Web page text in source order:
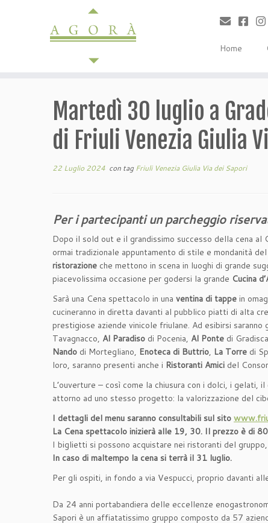
Home
Martedì 30 luglio a
di Friuli Venezia Giulia
22 Luglio 2024 con tagFriuli Venezia Giulia Via dei Sapori
Per i partecipanti un parcheggio
Dopo il sold out e il grandissimo successo della cena
ormai tradizionale appuntamento di stile e mondanità
ristorazione che mettono in scena in luoghi di grande
piacevolissima occasione per godersi la grande Cucina
Sarà una Cena spettacolo in una ventina di tappe in
cucineranno in diretta davanti al pubblico piatti di alta
prestigiose aziende vinicole friulane. Ad esibirsi saranno
Tavagnacco, Al Paradiso di Pocenia, Al Ponte di
Nando di Mortegliano, Enoteca di Buttrio, La Torre di
loro, saranno presenti anche i Ristoranti Amici del
L’ouverture – così come la chiusura con i dolci, i
attorno ad uno stesso progetto: la valorizzazione del
I dettagli del menu saranno consultabili sul sito
La Cena spettacolo inizierà alle 19, 30. Il prezzo è di
I biglietti si possono acquistare nei ristoranti del
In caso di maltempo la cena si terrà il 31 luglio.
Per gli ospiti, in fondo a via Vespucci, proprio davanti
Da 24 anni portabandiera delle eccellenze
Sapori è un affiatatissimo gruppo composto da 57